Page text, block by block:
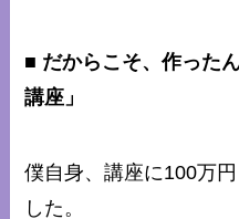
■ だからこそ、作った
講座」
僕自身、講座に100万
した。